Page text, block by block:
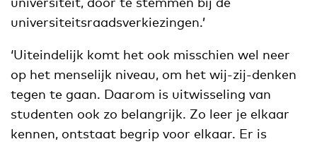
universiteitsraadsverkiezingen.’
‘Uiteindelijk komt het ook misschien wel neer
op het menselijk niveau, om het wij-zij-denken
tegen te gaan. Daarom is uitwisseling van
studenten ook zo belangrijk. Zo leer je elkaar
kennen, ontstaat begrip voor elkaar. Er is